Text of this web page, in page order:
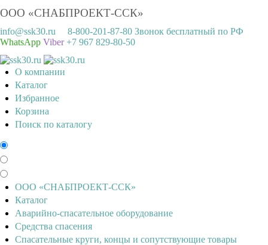
ООО «СНАБПРОЕКТ-ССК»
info@ssk30.ru
8-800-201-87-80 Звонок бесплатный по РФ
WhatsApp Viber+7 967 829-80-50
О компании
Каталог
Избранное
Корзина
Поиск по каталогу
ООО «СНАБПРОЕКТ-ССК»
Каталог
Аварийно-спасательное оборудование
Средства спасения
Спасательные круги, концы и сопутствующие товары